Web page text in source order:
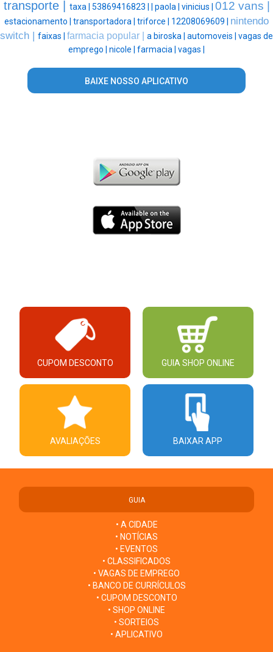
transporte | taxa | 53869416823 | paola | vinicius | 012 vans |
estacionamento | transportadora | triforce | 12208069609 | nintendo
switch | faixas | farmacia popular | a biroska | automoveis | vagas de
emprego | nicole | farmacia | vagas |
BAIXE NOSSO APLICATIVO
CUPOM DESCONTO GUIA SHOP ONLINE
AVALIAÇÕES BAIXAR APP
GUIA
• A CIDADE
• NOTÍCIAS
• EVENTOS
• CLASSIFICADOS
• VAGAS DE EMPREGO
• BANCO DE CURRÍCULOS
• CUPOM DESCONTO
• SHOP ONLINE
• SORTEIOS
• APLICATIVO